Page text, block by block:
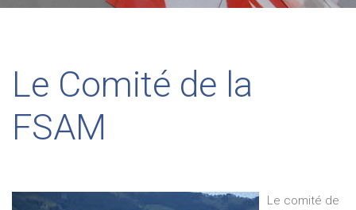
Le Comité de la
FSAM
Le comité de